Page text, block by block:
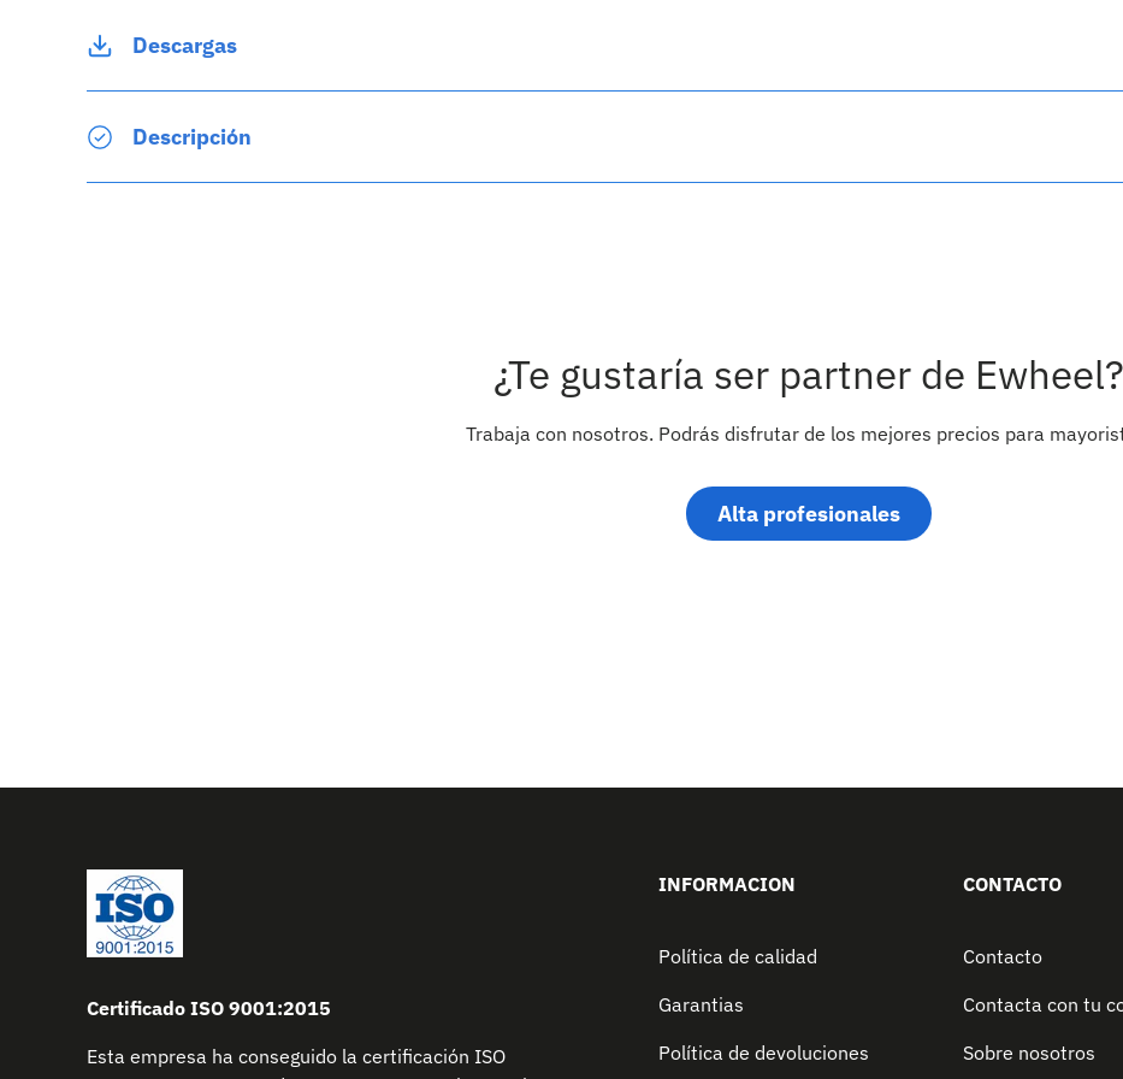
Descargas
Descripción
¿Te gustaría ser partner de Ewheel?
Trabaja con nosotros. Podrás disfrutar de los mejores precios para
Alta profesionales
Certificado ISO 9001:2015
Esta empresa ha conseguido la certificación ISO
INFORMACION
Política de calidad
Garantias
Política de devoluciones
CONTACTO
Contacto
Contacta con tu
Sobre nosotros